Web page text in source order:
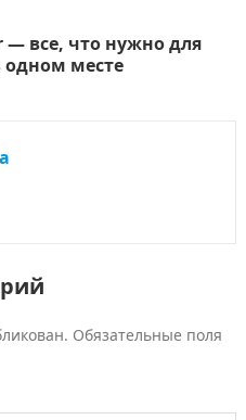
— все, что нужно для
одном месте
Обязательные поля